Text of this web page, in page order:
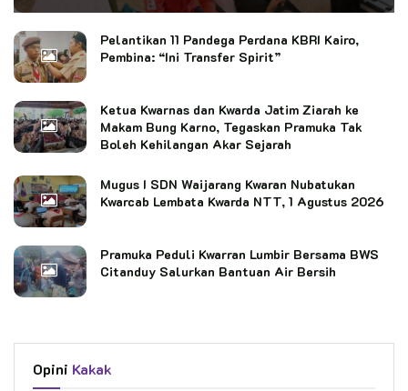
Pelantikan 11 Pandega Perdana KBRI Kairo,
Pembina: “Ini Transfer Spirit”
Ketua Kwarnas dan Kwarda Jatim Ziarah ke
Makam Bung Karno, Tegaskan Pramuka Tak
Boleh Kehilangan Akar Sejarah
Mugus I SDN Waijarang Kwaran Nubatukan
Kwarcab Lembata Kwarda NTT, 1 Agustus 2026
Pramuka Peduli Kwarran Lumbir Bersama BWS
Citanduy Salurkan Bantuan Air Bersih
Opini Kakak